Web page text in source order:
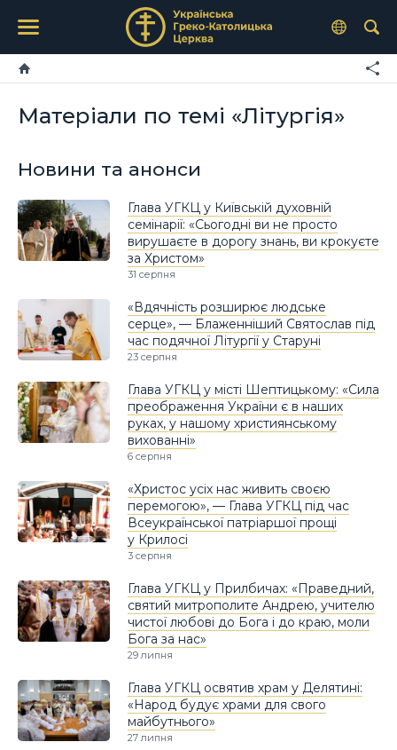
Матеріали по темі «Літургія»
Новини та анонси
Глава УГКЦ у Київській духовній
семінарії: «Сьогодні ви не просто
вирушаєте в дорогу знань, ви крокуєте
за Христом»
31 серпня
«Вдячність розширює людське
серце», — Блаженніший Святослав під
час подячної Літургії у Старуні
23 серпня
Глава УГКЦ у місті Шептицькому: «Сила
преображення України є в наших
руках, у нашому християнському
вихованні»
6 серпня
«Христос усіх нас живить своєю
перемогою», — Глава УГКЦ під час
Всеукраїнської патріаршої прощі
у Крилосі
3 серпня
Глава УГКЦ у Прилбичах: «Праведний,
святий митрополите Андрею, учителю
чистої любові до Бога і до краю, моли
Бога за нас»
29 липня
Глава УГКЦ освятив храм у Делятині:
«Народ будує храми для свого
майбутнього»
27 липня